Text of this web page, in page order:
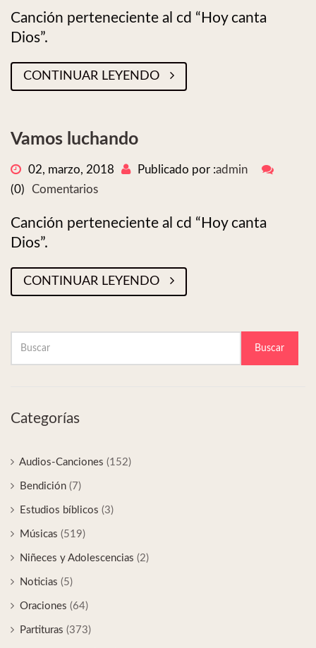
Canción perteneciente al cd “Hoy canta
Dios”.
CONTINUAR LEYENDO
Vamos luchando
02, marzo, 2018 Publicado por :admin
(0)
Comentarios
Canción perteneciente al cd “Hoy canta
Dios”.
CONTINUAR LEYENDO
Buscar
Categorías
Audios-Canciones (152)
Bendición (7)
Estudios bíblicos (3)
Músicas (519)
Niñeces y Adolescencias (2)
Noticias (5)
Oraciones (64)
Partituras (373)